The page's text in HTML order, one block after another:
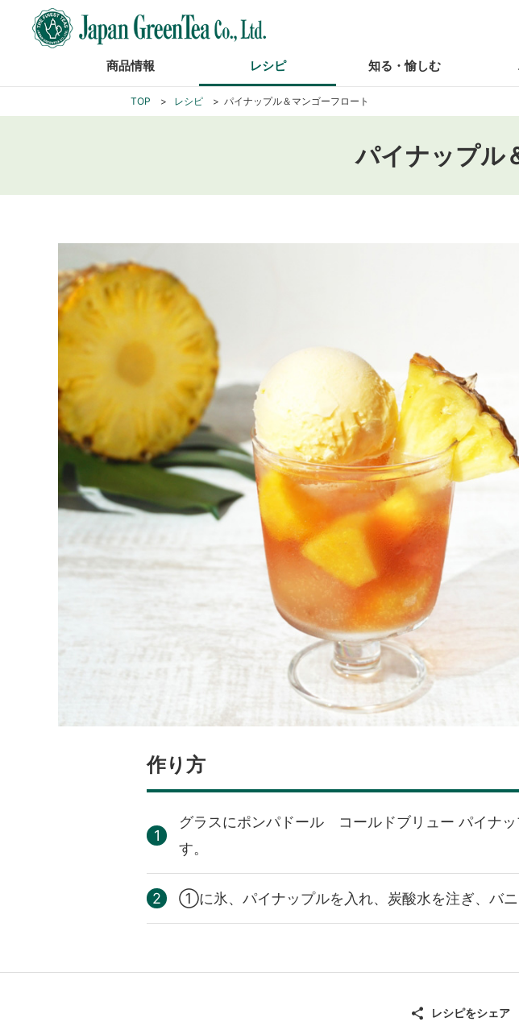
商品情報 レシピ 知る・愉しむ
TOP レシピ パイナップル＆マンゴーフロート
パイナップル
作り方
グラスにポンパドール コールドブリュー パイナ
す。
①に氷、パイナップルを入れ、炭酸水を注ぎ、バニ
レシピをシェア